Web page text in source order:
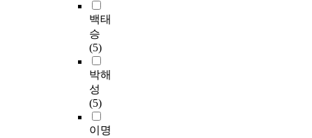
백태
승
(5)
박해
성
(5)
이명